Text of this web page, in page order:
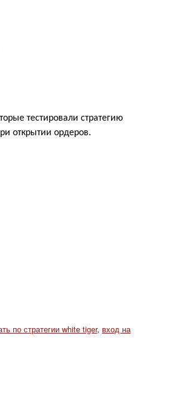
тестировали стратегию
открытии ордеров.
по стратегии white tiger, вход на